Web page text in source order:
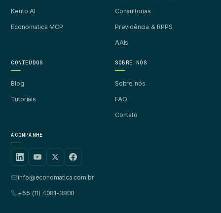
Kento AI
Economatica MCP
Consultorias
Previdência & RPPS
AAIs
CONTEÚDOS
Blog
Tutoriais
SOBRE NÓS
Sobre nós
FAQ
Contato
ACOMPANHE
info@economatica.com.br
+55 (11) 4081-3800